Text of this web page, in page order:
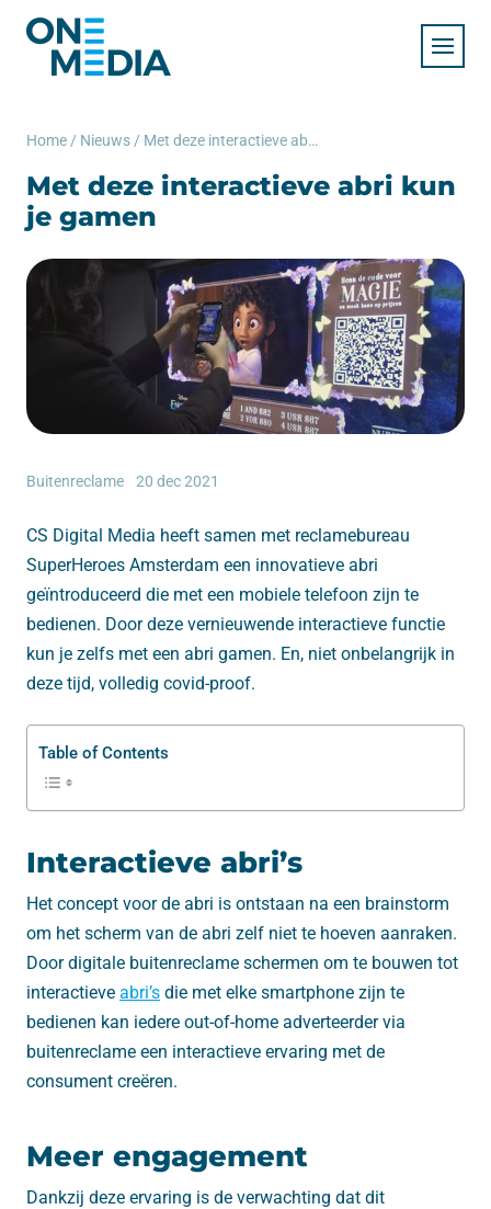
Home / Nieuws / Met deze interactieve abri kun je gamen
Met deze interactieve abri kun
je gamen
Buitenreclame 20 dec 2021
CS Digital Media heeft samen met reclamebureau
SuperHeroes Amsterdam een innovatieve abri
geïntroduceerd die met een mobiele telefoon zijn te
bedienen. Door deze vernieuwende interactieve functie
kun je zelfs met een abri gamen. En, niet onbelangrijk in
deze tijd, volledig covid-proof.
Table of Contents
Interactieve abri’s
Het concept voor de abri is ontstaan na een brainstorm
om het scherm van de abri zelf niet te hoeven aanraken.
Door digitale buitenreclame schermen om te bouwen tot
interactieve abri’s die met elke smartphone zijn te
bedienen kan iedere out-of-home adverteerder via
buitenreclame een interactieve ervaring met de
consument creëren.
Meer engagement
Dankzij deze ervaring is de verwachting dat dit